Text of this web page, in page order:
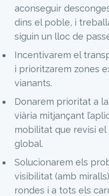
aconseguir
dins el poble, i
siguin un lloc de
Incentivarem el
i prioritzarem zones
vianants.
Donarem prioritat a
viària mitjançant
mobilitat que revisi
global.
Solucionarem els
visibilitat (amb
rondes i a tots els